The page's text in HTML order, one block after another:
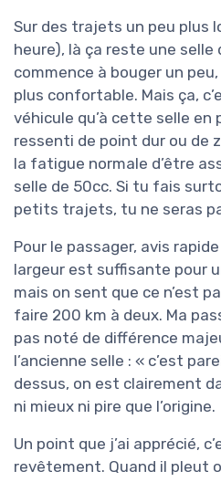
Sur des trajets un peu plus
heure), là ça reste une
commence à bouger un
plus confortable. Mais ça,
véhicule qu’à cette selle en
ressenti de point dur ou de
la fatigue normale d’être
selle de 50cc. Si tu fais
petits trajets, tu ne seras
Pour le passager, avis
largeur est suffisante pour
mais on sent que ce n’est
faire 200 km à deux. Ma
pas noté de différence
l’ancienne selle : « c’est
dessus, on est clairement
ni mieux ni pire que l’origine.
Un point que j’ai apprécié,
revêtement. Quand il pleut